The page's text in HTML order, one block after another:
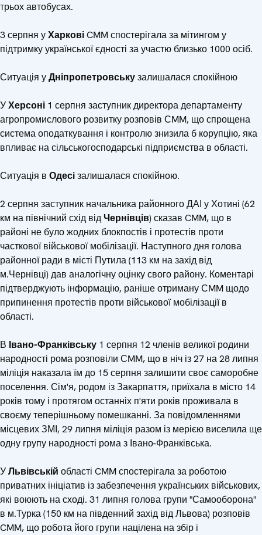
трьох автобусах.
3 серпня уХарковіCMM спостерігала за мітингом у
підтримку української єдності за участю близько 1000 осіб.
Ситуація уДніпропетровськузалишалася спокійною
УХерсоні 1 серпня заступник директора департаменту
агропромислового розвитку розповів СMM, що спрощена
система оподаткування і контролю знизила б корупцію, яка
впливає на сільськогосподарські підприємства в області.
Ситуація в Одесізалишалася спокійною.
2 серпня заступник начальника районного ДАІ у Хотині (62
км на північний схід відЧернівців) сказав CMM, що в
районі не було жодних блокпостів і протестів проти
часткової військової мобілізації. Наступного дня голова
районної ради в місті Путила (113 км на захід від
м.Чернівці) дав аналогічну оцінку свого району. Коментарі
підтверджують інформацію, раніше отриману СMM щодо
припинення протестів проти військової мобілізації в
області.
В Івано-Франківську 1 серпня 12 членів великої родини
народності рома розповіли СMM, що в ніч із 27 на 28 липня
міліція наказала їм до 15 серпня залишити своє саморобне
поселення. Сім'я, родом із Закарпаття, приїхала в місто 14
років тому і протягом останніх п'яти років проживала в
своєму теперішньому помешканні. За повідомленнями
місцевих ЗМІ, 29 липня міліція разом із мерією виселила ще
одну групу народності рома з Івано-Франківська.
УЛьвівській області CMM спостерігала за роботою
приватних ініціатив із забезпечення українських військових,
які воюють на сході. 31 липня голова групи "Самооборона"
в м.Турка (150 км на південний захід від Львова) розповів
CMM, що робота його групи націлена на збір і